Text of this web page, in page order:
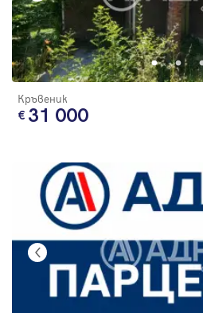
Кръвеник
31 000